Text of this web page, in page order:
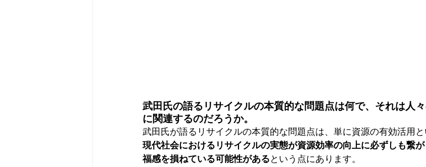
武田氏の語るリサイクルの本質的な問題点は何で、それは人
に関連するのだろうか。
武田氏が語るリサイクルの本質的な問題点は、単に資源の有効活用と
現代社会におけるリサイクルの実態が資源効率の向上に必ずしも繋
福感を損ねている可能性がある という点にあります。